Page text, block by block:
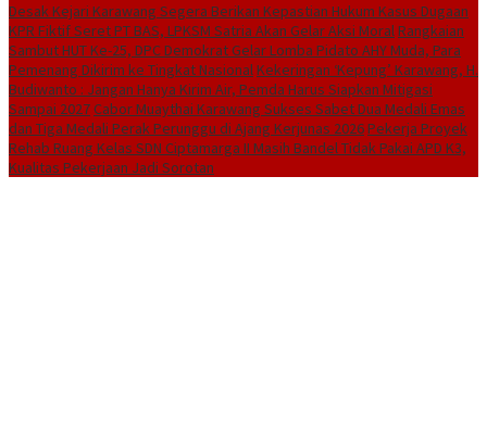
Desak Kejari Karawang Segera Berikan Kepastian Hukum Kasus Dugaan
KPR Fiktif Seret PT BAS, LPKSM Satria Akan Gelar Aksi MoralRangkaian
Sambut HUT Ke-25, DPC Demokrat Gelar Lomba Pidato AHY Muda, Para
Pemenang Dikirim ke Tingkat NasionalKekeringan ‘Kepung’ Karawang, H.
Budiwanto : Jangan Hanya Kirim Air, Pemda Harus Siapkan Mitigasi
Sampai 2027 Cabor Muaythai Karawang Sukses Sabet Dua Medali Emas
dan Tiga Medali Perak Perunggu di Ajang Kerjunas 2026Pekerja Proyek
Rehab Ruang Kelas SDN Ciptamarga II Masih Bandel Tidak Pakai APD K3,
Kualitas Pekerjaan Jadi Sorotan